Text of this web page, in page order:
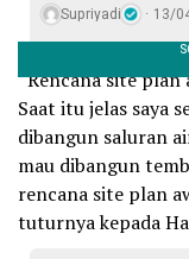
Supriyadi 13/
“Rencana site
Saat itu jelas saya
dibangun saluran
mau dibangun
rencana site plan
tuturnya kepada